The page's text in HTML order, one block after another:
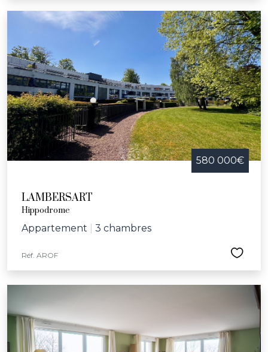
580 000€
LAMBERSART
Hippodrome
Appartement 3 chambres
Réf. AROF